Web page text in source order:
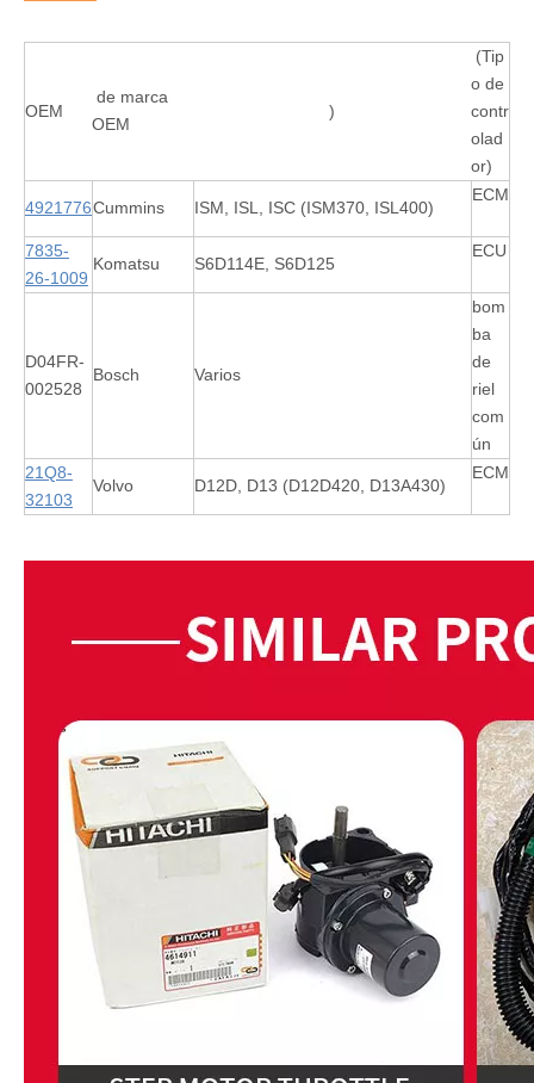
OEM
de marca
OEM
)
(Tip
o de
contr
olad
or)
4921776Cummins ISM, ISL, ISC (ISM370, ISL400)
ECM
7835-
26-1009
Komatsu S6D114E, S6D125
ECU
D04FR-
002528
Bosch Varios
bom
ba
de
riel
com
ún
21Q8-
32103
Volvo D12D, D13 (D12D420, D13A430)
ECM